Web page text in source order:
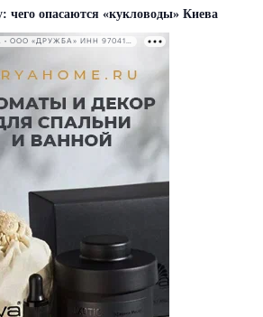
чего опасаются «кукловоды» Киева
РЕКЛАМА • ООО «ДРУЖБА» ИНН 9704146411